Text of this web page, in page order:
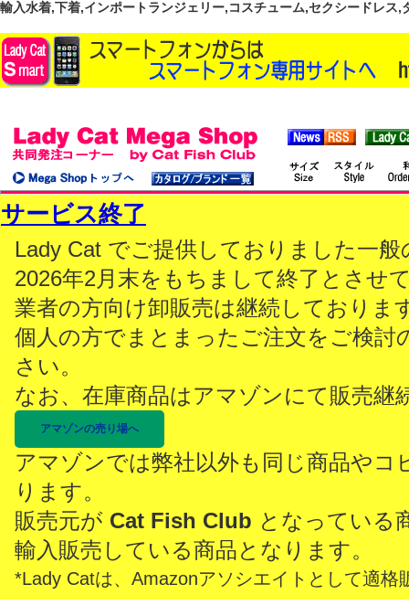
輸入水着,下着,インポートランジェリー,コスチューム,セクシードレス
サービス終了
Lady Cat でご提供しておりました一
2026年2月末をもちまして終了とさせ
業者の方向け卸販売は継続しておりま
個人の方でまとまったご注文をご検討
さい。
なお、在庫商品はアマゾンにて販売継
アマゾンの売り場へ
アマゾンでは弊社以外も同じ商品やコ
ります。
販売元が Cat Fish Club となっている
輸入販売している商品となります。
*Lady Catは、Amazonアソシエイトとして適格